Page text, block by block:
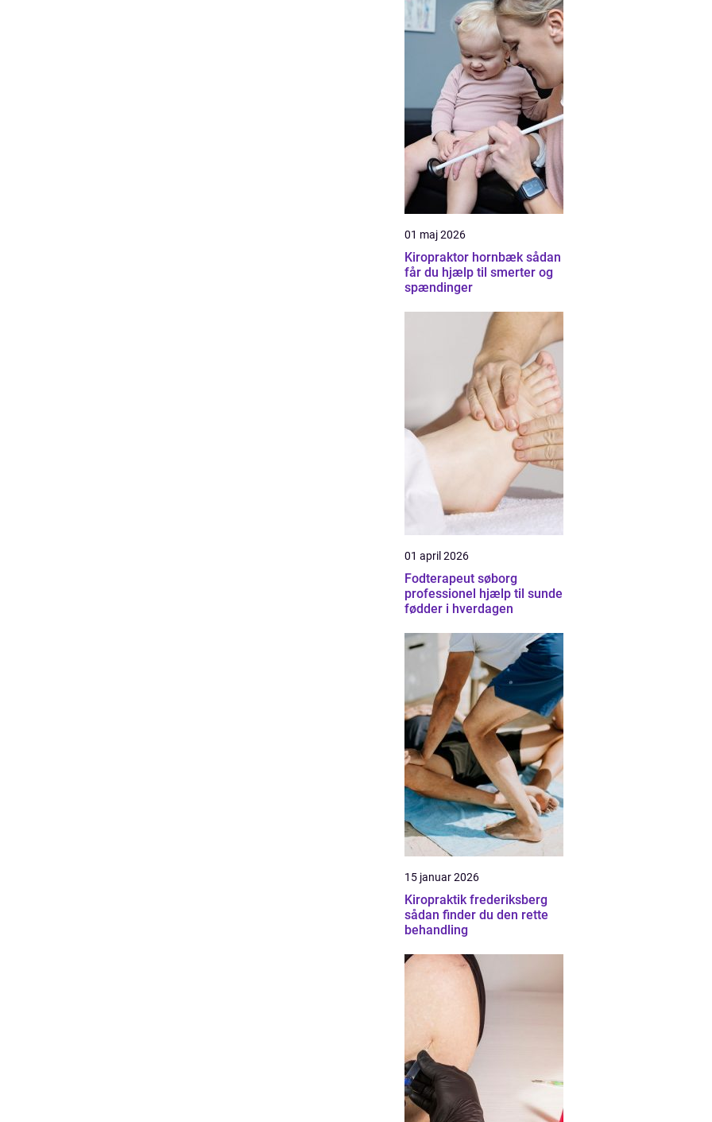
01 maj 2026
Kiropraktor hornbæk sådan
får du hjælp til smerter og
spændinger
01 april 2026
Fodterapeut søborg
professionel hjælp til sunde
fødder i hverdagen
15 januar 2026
Kiropraktik frederiksberg
sådan finder du den rette
behandling